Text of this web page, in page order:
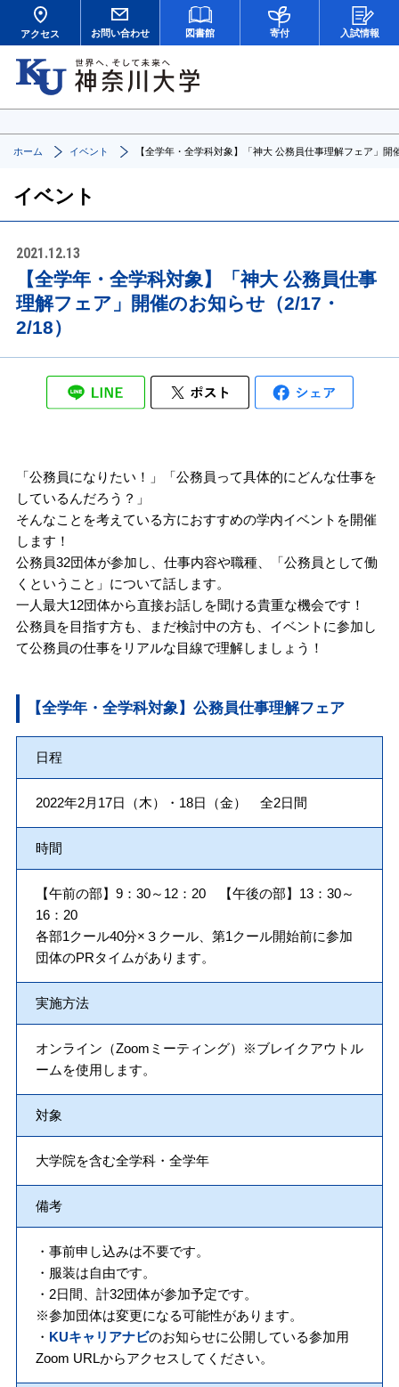
アクセス お問い合わせ 図書館 寄付 入試情報
ホーム イベント 【全学年・全学科対象】「神大 公務員仕事理解フェア」開
イベント
2021.12.13
【全学年・全学科対象】「神大 公務員仕事
理解フェア」開催のお知らせ（2/17・
2/18）
「公務員になりたい！」「公務員って具体的にどんな仕事を
しているんだろう？」
そんなことを考えている方におすすめの学内イベントを開催
します！
公務員32団体が参加し、仕事内容や職種、「公務員として働
くということ」について話します。
一人最大12団体から直接お話しを聞ける貴重な機会です！
公務員を目指す方も、まだ検討中の方も、イベントに参加し
て公務員の仕事をリアルな目線で理解しましょう！
【全学年・全学科対象】公務員仕事理解フェア
日程
2022年2月17日（木）・18日（金） 全2日間
時間
【午前の部】9：30～12：20 【午後の部】13：30～
16：20
各部1クール40分×３クール、第1クール開始前に参加
団体のPRタイムがあります。
実施方法
オンライン（Zoomミーティング）※ブレイクアウトル
ームを使用します。
対象
大学院を含む全学科・全学年
備考
・事前申し込みは不要です。
・服装は自由です。
・2日間、計32団体が参加予定です。
※参加団体は変更になる可能性があります。
・ KUキャリアナビのお知らせに公開している参加用
Zoom URLからアクセスしてください。